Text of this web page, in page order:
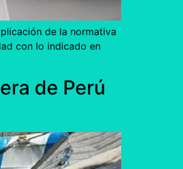
de la normativa
con lo indicado en
de Perú